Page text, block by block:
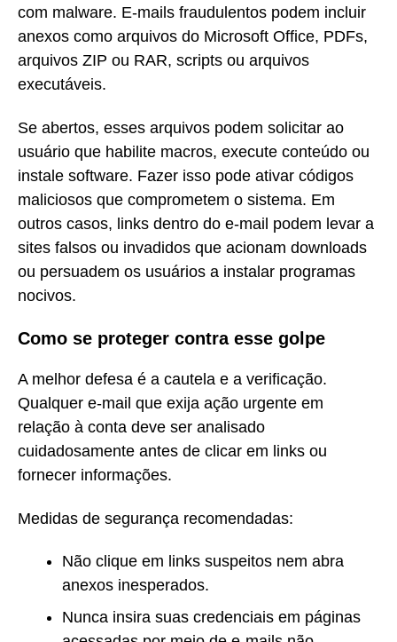
com malware. E-mails fraudulentos podem incluir
anexos como arquivos do Microsoft Office, PDFs,
arquivos ZIP ou RAR, scripts ou arquivos
executáveis.
Se abertos, esses arquivos podem solicitar ao
usuário que habilite macros, execute conteúdo ou
instale software. Fazer isso pode ativar códigos
maliciosos que comprometem o sistema. Em
outros casos, links dentro do e-mail podem levar a
sites falsos ou invadidos que acionam downloads
ou persuadem os usuários a instalar programas
nocivos.
Como se proteger contra esse golpe
A melhor defesa é a cautela e a verificação.
Qualquer e-mail que exija ação urgente em
relação à conta deve ser analisado
cuidadosamente antes de clicar em links ou
fornecer informações.
Medidas de segurança recomendadas:
Não clique em links suspeitos nem abra
anexos inesperados.
Nunca insira suas credenciais em páginas